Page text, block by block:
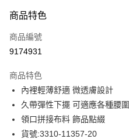
信用卡一次付款
信用卡分期付款
合作金庫商業銀行
華南商業銀行
上海商業儲蓄銀行
國泰世華商業銀行
臺灣中小企業銀行
LINE Pay
Apple Pay
街口支付
商品特色
商品編號
9174931
商品特色
內裡輕薄舒適 微透膚設計
久帶彈性下擺 可適應各種腰圍
領口拼接布料 飾品點綴
貨號:3310-11357-20